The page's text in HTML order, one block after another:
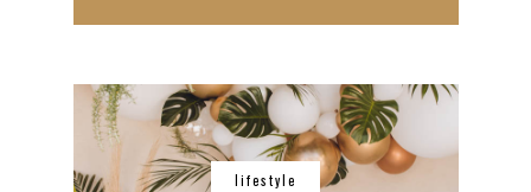
lifestyle